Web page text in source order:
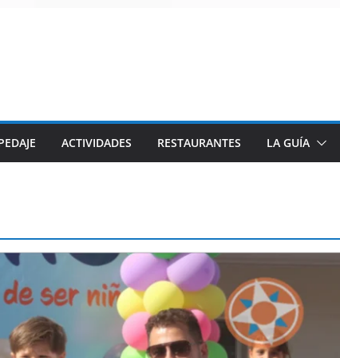
ACTIVIDADES RESTAURANTES LA GUÍA